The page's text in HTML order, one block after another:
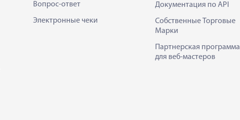
Вопрос-ответ
Электронные чеки
Документация по API
Собственные Торговые
Марки
Партнерская программа
для веб-мастеров